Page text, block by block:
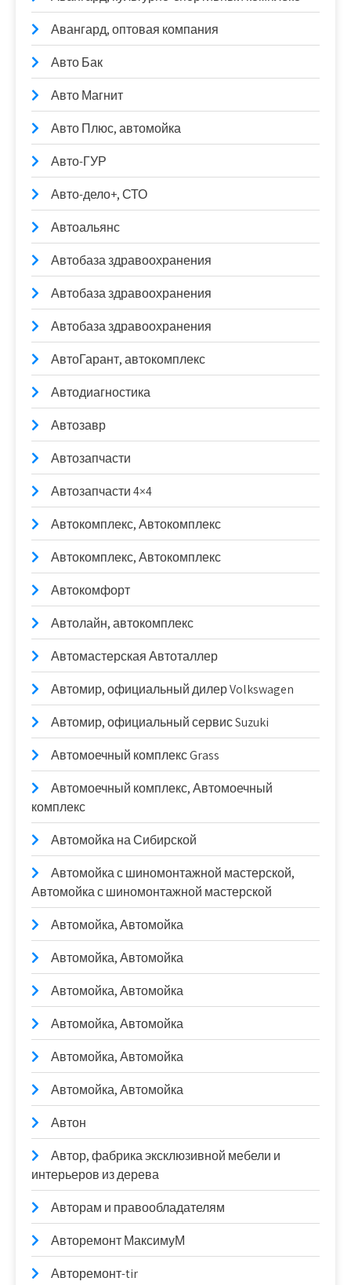
Авангард, оптовая компания
Авто Бак
Авто Магнит
Авто Плюс, автомойка
Авто-ГУР
Авто-дело+, СТО
Автоальянс
Автобаза здравоохранения
Автобаза здравоохранения
Автобаза здравоохранения
АвтоГарант, автокомплекс
Автодиагностика
Автозавр
Автозапчасти
Автозапчасти 4×4
Автокомплекс, Автокомплекс
Автокомплекс, Автокомплекс
Автокомфорт
Автолайн, автокомплекс
Автомастерская Автоталлер
Автомир, официальный дилер Volkswagen
Автомир, официальный сервис Suzuki
Автомоечный комплекс Grass
Автомоечный комплекс, Автомоечный
комплекс
Автомойка на Сибирской
Автомойка с шиномонтажной мастерской,
Автомойка с шиномонтажной мастерской
Автомойка, Автомойка
Автомойка, Автомойка
Автомойка, Автомойка
Автомойка, Автомойка
Автомойка, Автомойка
Автомойка, Автомойка
Автон
Автор, фабрика эксклюзивной мебели и
интерьеров из дерева
Авторам и правообладателям
Авторемонт МаксимуМ
Авторемонт-tir